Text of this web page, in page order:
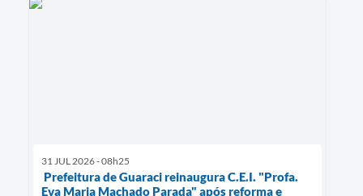
31 JUL 2026 - 08h25
Prefeitura de Guaraci reinaugura C.E.I. "Profa.
Eva Maria Machado Parada" após reforma e